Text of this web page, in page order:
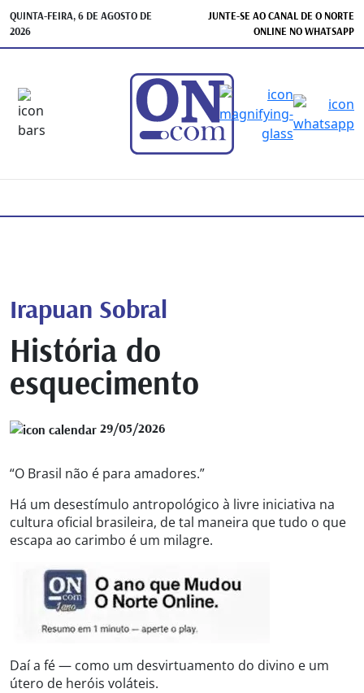
QUINTA-FEIRA, 6 DE AGOSTO DE
2026
JUNTE-SE AO CANAL DE O NORTE
ONLINE NO WHATSAPP
Irapuan Sobral
História do
esquecimento
29/05/2026
“O Brasil não é para amadores.”
Há um desestímulo antropológico à livre iniciativa na
cultura oficial brasileira, de tal maneira que tudo o que
escapa ao carimbo é um milagre.
Daí a fé — como um desvirtuamento do divino e um
útero de heróis voláteis.